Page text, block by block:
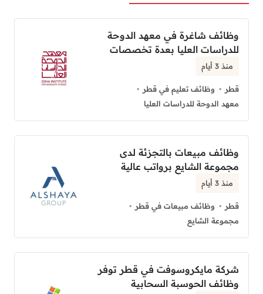
وظائف شاغرة في معهد الدوحة
للدراسات العليا بعدة تخصصات
منذ 3 أيام
قطر
وظائف تعليم في قطر
معهد الدوحة للدراسات العليا
وظائف مبيعات بالتجزئة لدى
مجموعة الشايع برواتب عالية
منذ 3 أيام
قطر
وظائف مبيعات في قطر
مجموعة الشايع
شركة مايكروسوفت في قطر توفر
وظائف الحوسبة السحابية